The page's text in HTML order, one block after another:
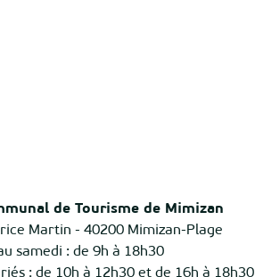
de Tourisme de Mimizan
Martin - 40200 Mimizan-Plage
samedi : de 9h à 18h30
: de 10h à 12h30 et de 16h à 18h30